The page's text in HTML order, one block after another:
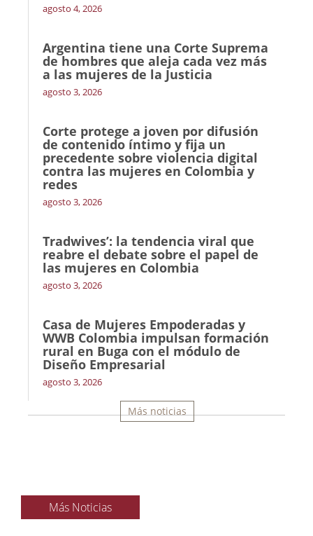
agosto 4, 2026
Argentina tiene una Corte Suprema
de hombres que aleja cada vez más
a las mujeres de la Justicia
agosto 3, 2026
Corte protege a joven por difusión
de contenido íntimo y fija un
precedente sobre violencia digital
contra las mujeres en Colombia y
redes
agosto 3, 2026
Tradwives’: la tendencia viral que
reabre el debate sobre el papel de
las mujeres en Colombia
agosto 3, 2026
Casa de Mujeres Empoderadas y
WWB Colombia impulsan formación
rural en Buga con el módulo de
Diseño Empresarial
agosto 3, 2026
Más noticias
Más Noticias